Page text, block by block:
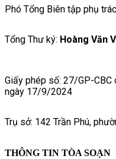
Phó Tổng Biên tập phụ
Tổng Thư ký: Hoàng Văn
Giấy phép số: 27/GP-CBC
ngày 17/9/2024
Trụ sở: 142 Trần Phú,
THÔNG TIN TÒA SOẠN